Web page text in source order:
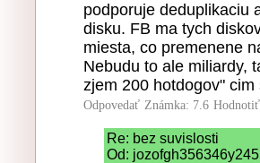
podporuje deduplikaciu
disku. FB ma tych
miesta, co premenene
Nebudu to ale miliardy,
zjem 200 hotdogov"
Odpovedať Známka: 7.6
Re: bez suvislosti
Od: